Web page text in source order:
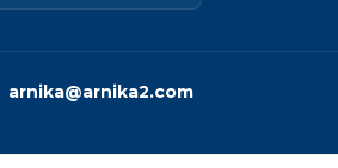
arnika@arnika2.com